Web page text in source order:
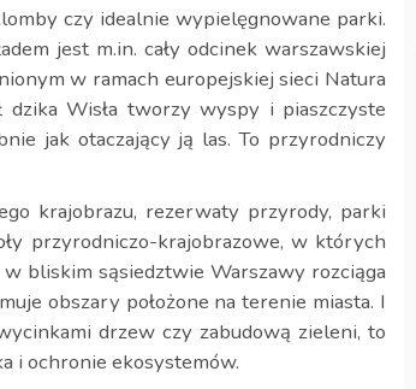
czy idealnie wypielęgnowane parki.
jest m.in. cały odcinek warszawskiej
w ramach europejskiej sieci Natura
Wisła tworzy wyspy i piaszczyste
jak otaczający ją las. To przyrodniczy
krajobrazu, rezerwaty przyrody, parki
przyrodniczo-krajobrazowe, w których
bliskim sąsiedztwie Warszawy rozciąga
obszary położone na terenie miasta. I
drzew czy zabudową zieleni, to
i ochronie ekosystemów.